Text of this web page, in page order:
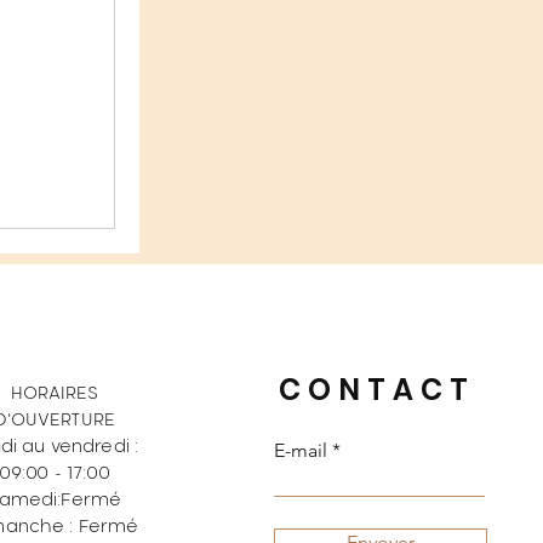
HORAIRES
au vendredi :
09:00 - 17:00
Fermé
: Fermé
CONTACT
E-mail